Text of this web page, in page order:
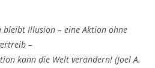
bleibt Illusion – eine Aktion ohne
–
kann die Welt verändern! (Joel A.